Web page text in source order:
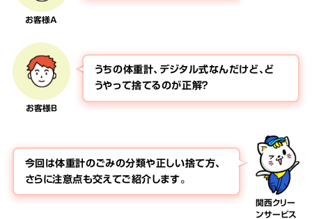
お客様A
お客様B
うちの体重計、デジタル式なんだけど、ど
うやって捨てるのが正解？
関西クリー
ンサービス
今回は体重計のごみの分類や正しい捨て方、
さらに注意点も交えてご紹介します。